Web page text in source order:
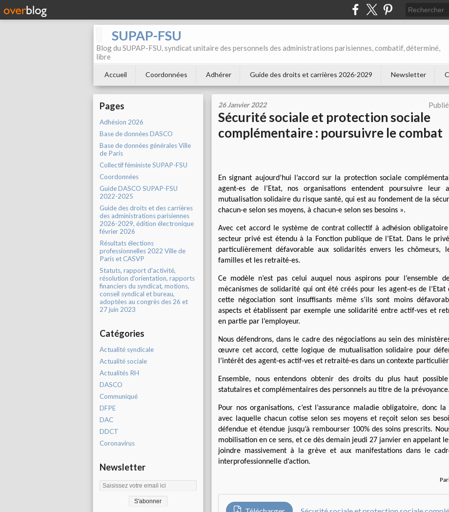
SUPAP-FSU
Blog du SUPAP-FSU, syndicat unitaire des personnels des administrations parisiennes, combatif, déterminé,
libre
Accueil Coordonnées Adhérer Guide des droits et carrières 2026-2029 Newsletter
Pages
Adhésion 2026
Base de données DASCO
Base de données générales Ville
de Paris
Collectif féministe SUPAP-FSU
Coordonnées
Guide DASCO SUPAP-FSU
2022-2025
Guide des droits et des carrières
des administrations parisiennes
2026-2029, édition électronique
février 2026
Résultats élections
professionnelles 2022 Ville de
Paris et CASVP
Statuts, rapport d'activité,
résolution d'orientation, rapports
financiers du syndicat, motions,
conseil syndical et bureau,
adoptées au congrès des 26 et
27 juin 2023
Catégories
Actualité syndicale
Actualité sociale
Actualités RH
DASCO
Communiqué
DFPE
DAC
DDCT
Coronavirus
Newsletter
26 Janvier 2022
Sécurité sociale et protection sociale
complémentaire : poursuivre le combat
En signant aujourd’hui l’accord sur la protection sociale
agent-es de l’Etat, nos organisations entendent poursuivre leur
mutualisation solidaire du risque santé, qui est au fondement de la
chacun-e selon ses moyens, à chacun-e selon ses besoins ».
Avec cet accord le système de contrat collectif à adhésion
secteur privé est étendu à la Fonction publique de l’Etat. Dans le
particulièrement défavorable aux solidarités envers les chômeurs,
familles et les retraité-es.
Ce modèle n’est pas celui auquel nous aspirons pour l’ensemble
mécanismes de solidarité qui ont été créés pour les agent-es de l’Etat
cette négociation sont insuffisants même s’ils sont moins
aspects et établissent par exemple une solidarité entre actif-ves et
en partie par l’employeur.
Nous défendrons, dans le cadre des négociations au sein des
œuvre cet accord, cette logique de mutualisation solidaire pour
l’intérêt des agent-es actif-ves et retraité-es dans un contexte
Ensemble, nous entendons obtenir des droits du plus haut
statutaires et complémentaires des personnels au titre de la prévoyance.
Pour nos organisations, c’est l’assurance maladie obligatoire, donc la
avec laquelle chacun cotise selon ses moyens et reçoit selon ses
défendue et étendue jusqu’à rembourser 100% des soins prescrits.
mobilisation en ce sens, et ce dès demain jeudi 27 janvier en appelant
joindre massivement à la grève et aux manifestations dans le
interprofessionnelle d’action.